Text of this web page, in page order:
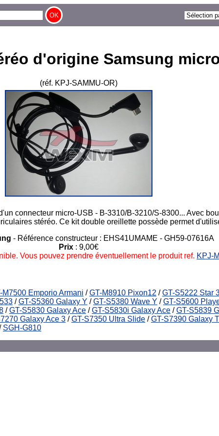
d'origine Samsung
(réf. KPJ-SAMMU-OR)
connecteur micro-USB - B-3310/B-3210/S-8300... Avec
stéréo. Ce kit double oreillette possède permet
- Référence constructeur : EHS41UMAME - GH59-07616A
Prix : 9,00€
Vous pouvez prendre éventuellement le produit ref. KPJ-
M7500 Emporio Armani /GT-M8910 Pixon12 /GT-S5222 Star
/GT-S5360 Galaxy Y /GT-S5380 Wave Y /GT-S5600
/GT-S5830 Galaxy Ace /GT-S5830i Galaxy Ace /GT-S5839
Galaxy Ace 3 /GT-S7350 Ultra Slide /GT-S7390 Galaxy
SGH-G810